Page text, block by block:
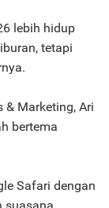
lebih hidup
tetapi
& Marketing, Ari
bertema
Safari dengan